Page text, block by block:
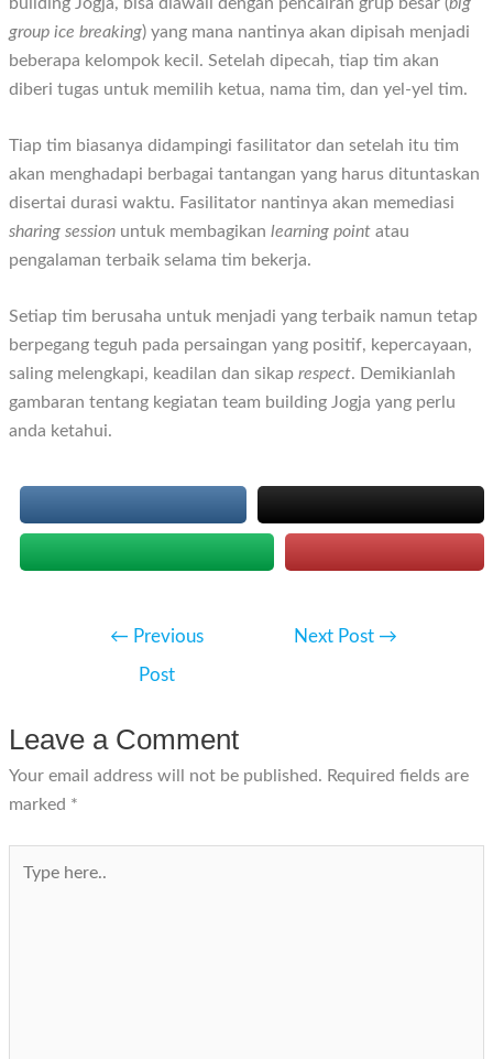
building Jogja, bisa diawali dengan pencairan grup besar (big
group ice breaking) yang mana nantinya akan dipisah menjadi
beberapa kelompok kecil. Setelah dipecah, tiap tim akan
diberi tugas untuk memilih ketua, nama tim, dan yel-yel tim.
Tiap tim biasanya didampingi fasilitator dan setelah itu tim
akan menghadapi berbagai tantangan yang harus dituntaskan
disertai durasi waktu. Fasilitator nantinya akan memediasi
sharing session untuk membagikanlearning point atau
pengalaman terbaik selama tim bekerja.
Setiap tim berusaha untuk menjadi yang terbaik namun tetap
berpegang teguh pada persaingan yang positif, kepercayaan,
saling melengkapi, keadilan dan sikaprespect. Demikianlah
gambaran tentang kegiatan team building Jogja yang perlu
anda ketahui.
← Previous
Post
Next Post →
Leave a Comment
Your email address will not be published. Required fields are
marked *
here..